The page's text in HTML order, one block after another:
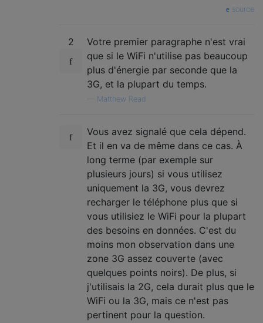
source
2
Votre premier paragraphe n'est vrai
que si le WiFi n'utilise pas beaucoup
plus d'énergie par seconde que la
3G, et la plupart du temps.
Matthew Read
Vous avez signalé que cela dépend.
Et il en va de même dans ce cas. À
long terme (par exemple sur
plusieurs jours) si vous utilisez
uniquement la 3G, vous devrez
recharger le téléphone plus que si
vous utilisiez le WiFi pour la plupart
des besoins en données. C'est du
moins mon observation dans une
zone 3G assez couverte (avec
quelques points noirs). De plus, si
j'utilisais la 2G, cela durait plus que le
WiFi ou la 3G, mais ce n'est pas
pertinent pour la question.